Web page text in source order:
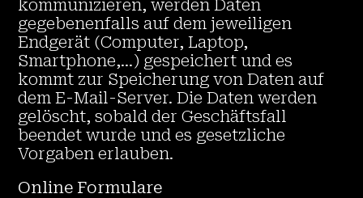
kommunizieren, werden Daten
gegebenenfalls auf dem jeweiligen
Endgerät (Computer, Laptop,
Smartphone,…) gespeichert und es
kommt zur Speicherung von Daten auf
dem E-Mail-Server. Die Daten werden
gelöscht, sobald der Geschäftsfall
beendet wurde und es gesetzliche
Vorgaben erlauben.
Online Formulare